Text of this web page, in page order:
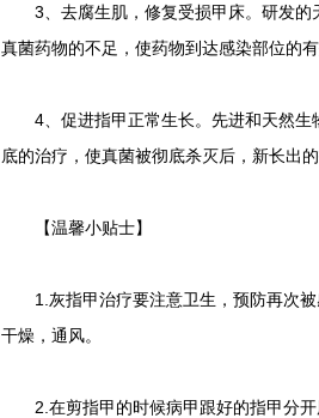
3、去腐生肌，修复受损甲床。研发的
真菌药物的不足，使药物到达感染部位的
4、促进指甲正常生长。先进和天然生
底的治疗，使真菌被彻底杀灭后，新长出
【温馨小贴士】
1.灰指甲治疗要注意卫生，预防再次被
干燥，通风。
2.在剪指甲的时候病甲跟好的指甲分开